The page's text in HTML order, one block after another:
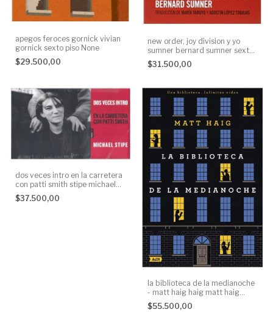
apegos feroces gornick vivian
gornick sexto piso None
$29.500,00
new order, joy division y yo
sumner bernard sumner sexto
piso None
$31.500,00
dos veces intro en la carretera
con patti smith stipe michael
stipe editorial sexto piso None
$37.500,00
la biblioteca de la medianoche
- matt haig haig matt haig
alianza editorial None
$55.500,00